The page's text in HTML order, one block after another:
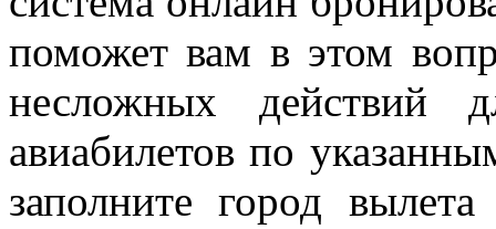
поможет вам в этом
несложных действий
авиабилетов по
заполните город